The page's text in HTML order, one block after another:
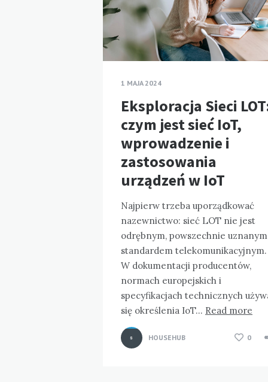
1 MAJA 2024
Eksploracja Sieci
czym jest sieć IoT,
wprowadzenie i
zastosowania
urządzeń w IoT
Najpierw trzeba uporządkować
nazewnictwo: sieć LOT nie jest
odrębnym, powszechnie uznanym
standardem telekomunikacyjnym.
W dokumentacji producentów,
normach europejskich i
specyfikacjach technicznych
się określenia IoT… Read more
HOUSEHUB 0